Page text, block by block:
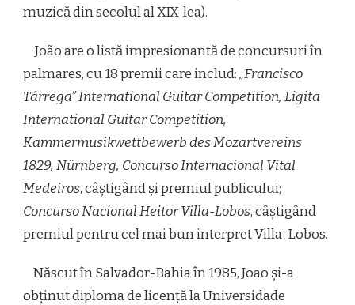
muzică din secolul al XIX-lea).
João are o listă impresionantă de concursuri în
palmares, cu 18 premii care includ:„Francisco
Tárrega” International Guitar Competition, Ligita
International Guitar Competition,
Kammermusikwettbewerb des Mozartvereins
1829, Nürnberg, Concurso Internacional Vital
Medeiros, câștigând și premiul publicului;
Concurso Nacional Heitor Villa-Lobos, câștigând
premiul pentru cel mai bun interpret Villa-Lobos.
Născut în Salvador-Bahia în 1985, Joao și-a
obținut diploma de licență la Universidade